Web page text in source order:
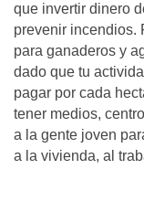
que invertir dinero
prevenir incendios.
para ganaderos y
dado que tu
pagar por cada
tener medios,
a la gente joven
a la vivienda, al